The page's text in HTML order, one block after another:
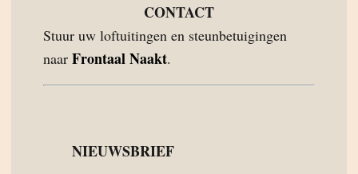
CONTACT
Stuur uw loftuitingen en steunbetuigingen
naar Frontaal Naakt.
NIEUWSBRIEF